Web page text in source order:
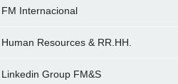
FM Internacional
Human Resources & RR.HH.
Linkedin Group FM&S